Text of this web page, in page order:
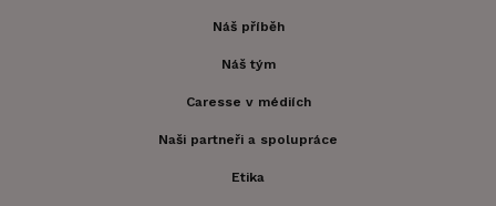
Náš příběh
Náš tým
Caresse v médiích
Naši partneři a spolupráce
Etika